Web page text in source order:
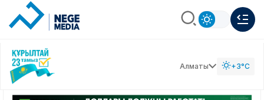
Алматы +3°C